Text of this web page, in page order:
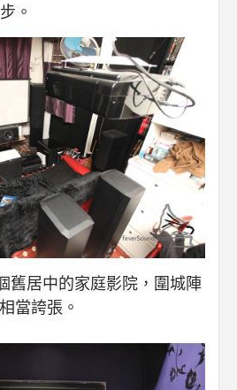
。
舊居中的家庭影院，圍城陣
相當誇張。